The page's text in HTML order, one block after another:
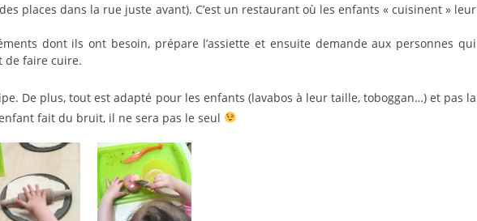
places dans la rue juste avant). C’est un restaurant où les enfants « cuisinent » leur
dont ils ont besoin, prépare l’assiette et ensuite demande aux personnes qui
de faire cuire.
fait du bruit, il ne sera pas le seul